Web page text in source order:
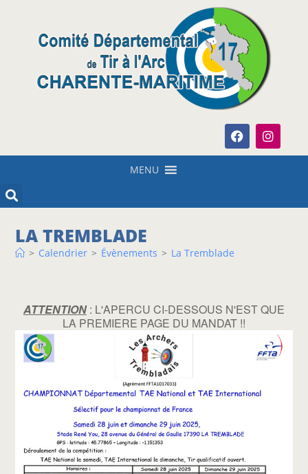
MENU
LA TREMBLADE
> Calendrier > Évènements > La Tremblade
ATTENTION: L'APERCU CI-DESSOUS N'EST QUE
LA PREMIERE PAGE DU MANDAT !!